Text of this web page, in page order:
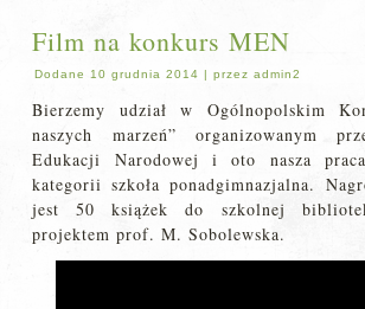
Film na konkurs MEN
Dodane 10 grudnia 2014 |przez admin2
Bierzemy udział w Ogólnopolskim
naszych marzeń” organizowanym
Edukacji Narodowej i oto nasza
kategorii szkoła ponadgimnazjalna.
jest 50 książek do szkolnej
projektem prof. M. Sobolewska.